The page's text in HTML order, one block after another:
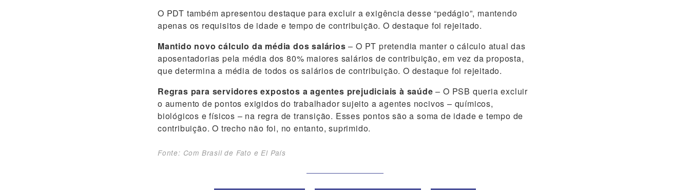
O PDT também apresentou destaque para excluir a exigência desse “pedágio”, mantendo
apenas os requisitos de idade e tempo de contribuição. O destaque foi rejeitado.
Mantido novo cálculo da média dos salários – O PT pretendia manter o cálculo atual das
aposentadorias pela média dos 80% maiores salários de contribuição, em vez da proposta,
que determina a média de todos os salários de contribuição. O destaque foi rejeitado.
Regras para servidores expostos a agentes prejudiciais à saúde – O PSB queria excluir
o aumento de pontos exigidos do trabalhador sujeito a agentes nocivos – químicos,
biológicos e físicos – na regra de transição. Esses pontos são a soma de idade e tempo de
contribuição. O trecho não foi, no entanto, suprimido.
Fonte: Com Brasil de Fato e El País